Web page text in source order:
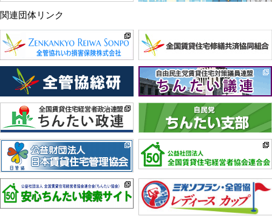
関連団体リンク